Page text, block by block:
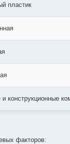
пластик
конструкционные
факторов: